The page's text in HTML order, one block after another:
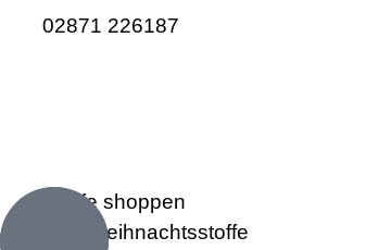
02871 226187
Stoffe shoppen
Weihnachtsstoffe